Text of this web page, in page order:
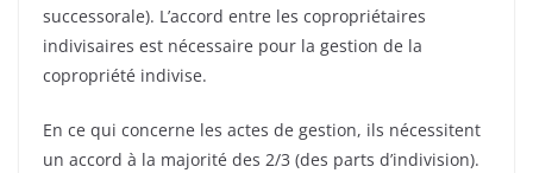
successorale). L’accord entre les copropriétaires
indivisaires est nécessaire pour la gestion de la
copropriété indivise.
En ce qui concerne les actes de gestion, ils nécessitent
un accord à la majorité des 2/3 (des parts d’indivision).